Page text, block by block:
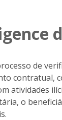
de
contratual,
atividades
o